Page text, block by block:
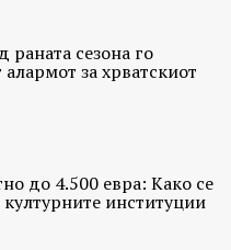
раната сезона го
алармот за хрватскиот
до 4.500 евра: Како се
културните институции